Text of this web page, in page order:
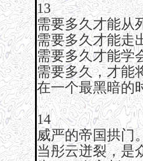
13
需要多久才能从
需要多久才能走
需要多久才能学
需要多久，才能
在一个最黑暗的
14
威严的帝国拱门
当彤云迸裂，是